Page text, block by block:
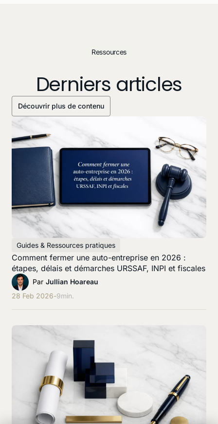
Ressources
Derniers articles
Découvrir plus de contenu
Guides & Ressources pratiques
Comment fermer une auto-entreprise en 2026 :
étapes, délais et démarches URSSAF, INPI et fiscales
Par Jullian Hoareau
28 Feb 2026-9min.